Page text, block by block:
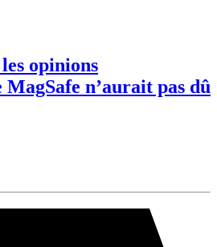
opinions
n’aurait pas dû